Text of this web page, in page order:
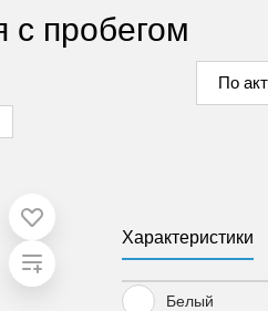
с пробегом
По
Характеристики
Белый